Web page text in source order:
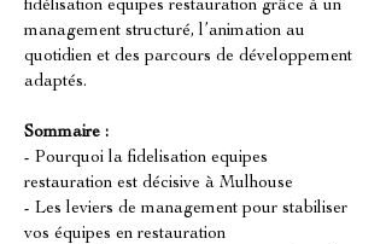
fidélisation equipes restauration grâce à un
management structuré, l’animation au
quotidien et des parcours de développement
adaptés.
Sommaire :
- Pourquoi la fidelisation equipes
restauration est décisive à Mulhouse
- Les leviers de management pour stabiliser
vos équipes en restauration